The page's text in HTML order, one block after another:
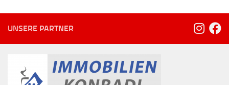
UNSERE PARTNER